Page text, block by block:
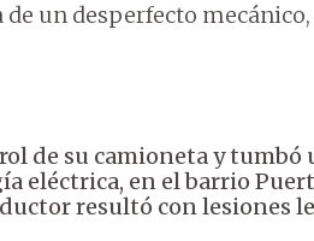
de un desperfecto
de su camioneta y tumbó
eléctrica, en el barrio
resultó con lesiones